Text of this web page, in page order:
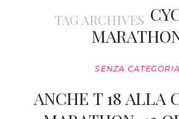
CONTATTITAG ARCHIVES
SENZA CATEGORIA
ANCHE T 18 ALLA